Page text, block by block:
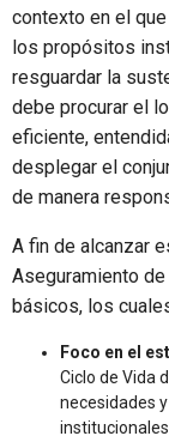
contexto en el
los propósitos
resguardar la
debe procurar el
eficiente,
desplegar el
de manera
A fin de alcanzar
Aseguramiento
básicos, los
Foco en el
Ciclo de Vida
necesidades
institucionales.